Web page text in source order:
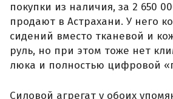
покупки из наличия, за 2 650
продают в Астрахани. У него
сидений вместо тканевой и
руль, но при этом тоже нет
люка и полностью цифровой
Силовой агрегат у обоих